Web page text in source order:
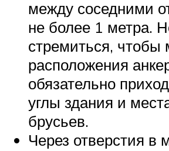
между соседними
не более 1 метра.
стремиться, чтобы
расположения
обязательно
углы здания и
брусьев.
Через отверстия в